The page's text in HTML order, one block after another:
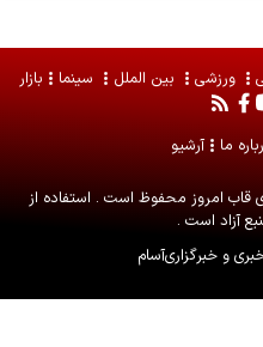
ورزشی بین الملل سینما بازار
ما آرشیو
قاب امروز محفوظ است . استفاده از
آزاد است .
و خبرگزاریآسام